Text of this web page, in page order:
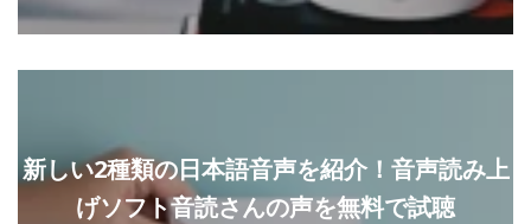
新しい2種類の日本語音声を紹介！音声読み上
げソフト音読さんの声を無料で試聴